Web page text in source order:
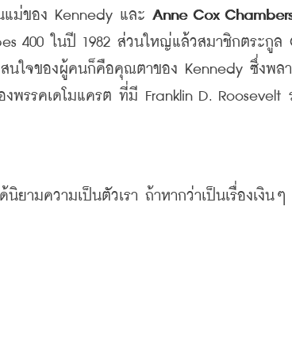
แม่ของ Kennedy และ Anne Cox
400 ในปี 1982 ส่วนใหญ่แล้วสมาชิกตระกูล
นใจของผู้คนก็คือคุณตาของ Kennedy ซึ่งพล
งพรรคเดโมแครต ที่มี Franklin D. Roosevelt
นิยามความเป็นตัวเรา ถ้าหากว่าเป็นเรื่องเงินๆ